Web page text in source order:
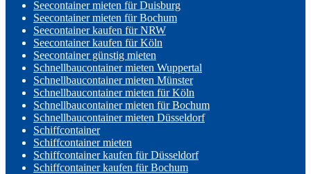
Seecontainer mieten für Duisburg
Seecontainer mieten für Bochum
Seecontainer kaufen für NRW
Seecontainer kaufen für Köln
Seecontainer günstig mieten
Schnellbaucontainer mieten Wuppertal
Schnellbaucontainer mieten Münster
Schnellbaucontainer mieten für Köln
Schnellbaucontainer mieten für Bochum
Schnellbaucontainer mieten Düsseldorf
Schiffcontainer
Schiffcontainer mieten
Schiffcontainer kaufen für Düsseldorf
Schiffcontainer kaufen für Bochum